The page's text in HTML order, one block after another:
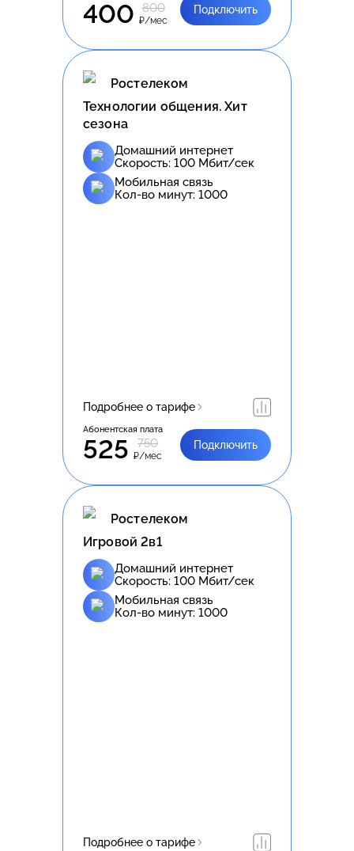
400 800
₽/мес
Подключить
Ростелеком
Технологии общения. Хит
сезона
Домашний интернет
Скорость: 100 Мбит/сек
Мобильная связь
Кол-во минут: 1000
Подробнее о тарифе
Абонентская плата
525 750
₽/мес
Подключить
Ростелеком
Игровой 2в1
Домашний интернет
Скорость: 100 Мбит/сек
Мобильная связь
Кол-во минут: 1000
Подробнее о тарифе